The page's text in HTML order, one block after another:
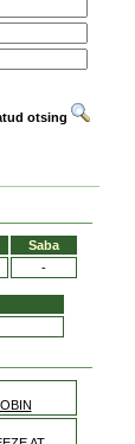
otsing
Saba
-